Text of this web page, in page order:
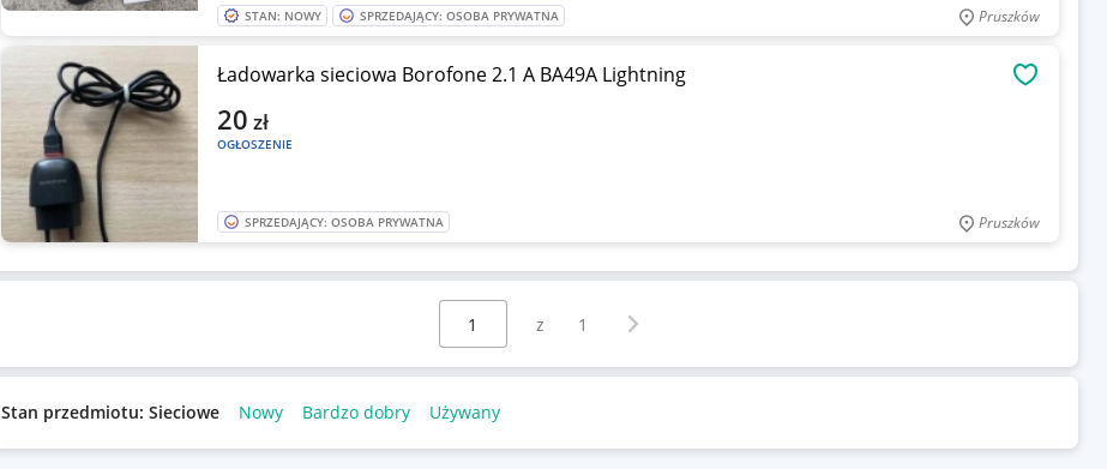
STAN: NOWY SPRZEDAJĄCY: OSOBA PRYWATNA Pruszków
Ładowarka sieciowa Borofone 2.1 A BA49A Lightning
OGŁOSZENIE
20 zł
SPRZEDAJĄCY: OSOBA PRYWATNA Pruszków
Wybierz stronę:
z 1 Następna strona
Stan przedmiotu: Sieciowe Nowy Bardzo dobry Używany